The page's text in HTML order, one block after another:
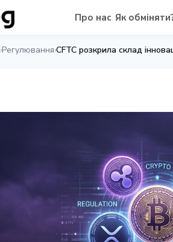
Про нас Як
›Регулювання›CFTC розкрила склад